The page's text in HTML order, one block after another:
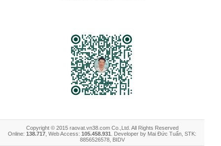
Copyright © 2015 raovat.vn38.com Co.,Ltd. All Rights Reserved
Online: 138.717 , Web Access: 105.458.931 . Developer by Mai Đức Tuấn, STK:
8856526578, BIDV